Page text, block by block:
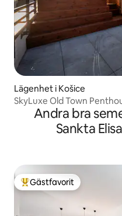
Lägenhet i Košice
SkyLuxe Old Town
Andra bra
Sankta
Populär gästfavorit
Gästfavorit